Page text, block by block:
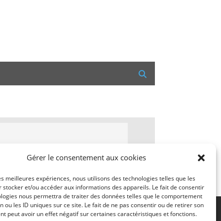
Gérer le consentement aux cookies
meilleures expériences, nous utilisons des technologies telles que les
stocker et/ou accéder aux informations des appareils. Le fait de consentir
nous permettra de traiter des données telles que le comportement
ou les ID uniques sur ce site. Le fait de ne pas consentir ou de retirer son
peut avoir un effet négatif sur certaines caractéristiques et fonctions.